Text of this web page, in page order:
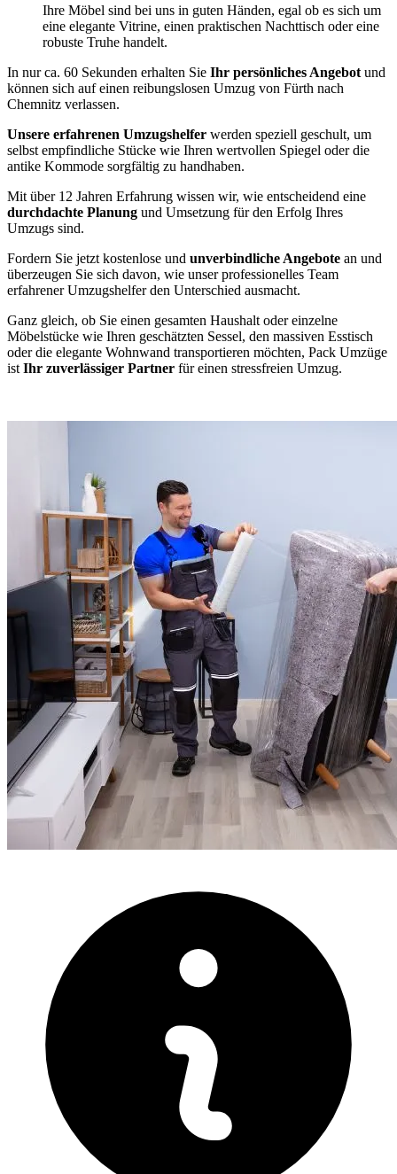
Ihre Möbel sind bei uns in guten Händen, egal ob es sich um
eine elegante Vitrine, einen praktischen Nachttisch oder eine
robuste Truhe handelt.
In nur ca. 60 Sekunden erhalten Sie Ihr persönliches Angebot und
können sich auf einen reibungslosen Umzug von Fürth nach
Chemnitz verlassen.
Unsere erfahrenen Umzugshelfer werden speziell geschult, um
selbst empfindliche Stücke wie Ihren wertvollen Spiegel oder die
antike Kommode sorgfältig zu handhaben.
Mit über 12 Jahren Erfahrung wissen wir, wie entscheidend eine
durchdachte Planung und Umsetzung für den Erfolg Ihres
Umzugs sind.
Fordern Sie jetzt kostenlose und unverbindliche Angebote an und
überzeugen Sie sich davon, wie unser professionelles Team
erfahrener Umzugshelfer den Unterschied ausmacht.
Ganz gleich, ob Sie einen gesamten Haushalt oder einzelne
Möbelstücke wie Ihren geschätzten Sessel, den massiven Esstisch
oder die elegante Wohnwand transportieren möchten, Pack Umzüge
ist Ihr zuverlässiger Partner für einen stressfreien Umzug.